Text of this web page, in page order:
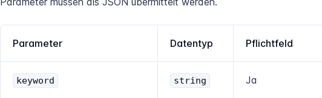
Parameter Datentyp Pflichtfeld
keyword string Ja